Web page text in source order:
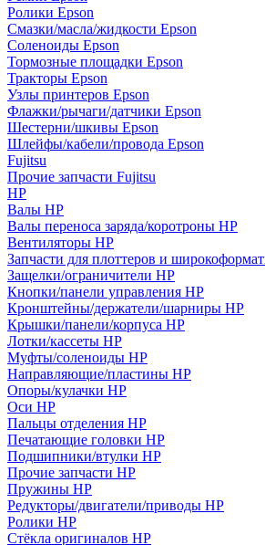
Ролики Epson
Смазки/масла/жидкости Epson
Соленоиды Epson
Тормозные площадки Epson
Тракторы Epson
Узлы принтеров Epson
Флажки/рычаги/датчики Epson
Шестерни/шкивы Epson
Шлейфы/кабели/провода Epson
Fujitsu
Прочие запчасти Fujitsu
HP
Валы HP
Валы переноса заряда/коротроны HP
Вентиляторы HP
Запчасти для плоттеров и
Защелки/ограничители HP
Кнопки/панели управления HP
Кронштейны/держатели/шарниры HP
Крышки/панели/корпуса HP
Лотки/кассеты HP
Муфты/соленоиды HP
Направляющие/пластины HP
Опоры/кулачки HP
Оси HP
Пальцы отделения HP
Печатающие головки HP
Подшипники/втулки HP
Прочие запчасти HP
Пружины HP
Редукторы/двигатели/приводы HP
Ролики HP
Стёкла оригиналов HP